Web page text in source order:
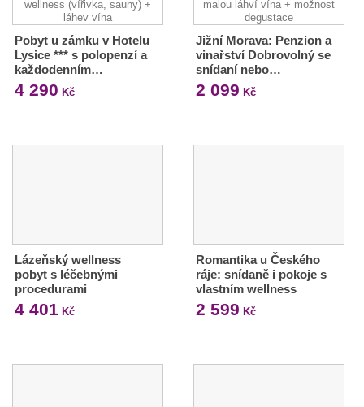
Pobyt u zámku v Hotelu
Lysice *** s polopenzí a
každodenním…
4 290 Kč
Jižní Morava: Penzion a
vinařství Dobrovolný se
snídaní nebo…
2 099 Kč
Lázeňský wellness
pobyt s léčebnými
procedurami
4 401 Kč
Romantika u Českého
ráje: snídaně i pokoje s
vlastním wellness
2 599 Kč